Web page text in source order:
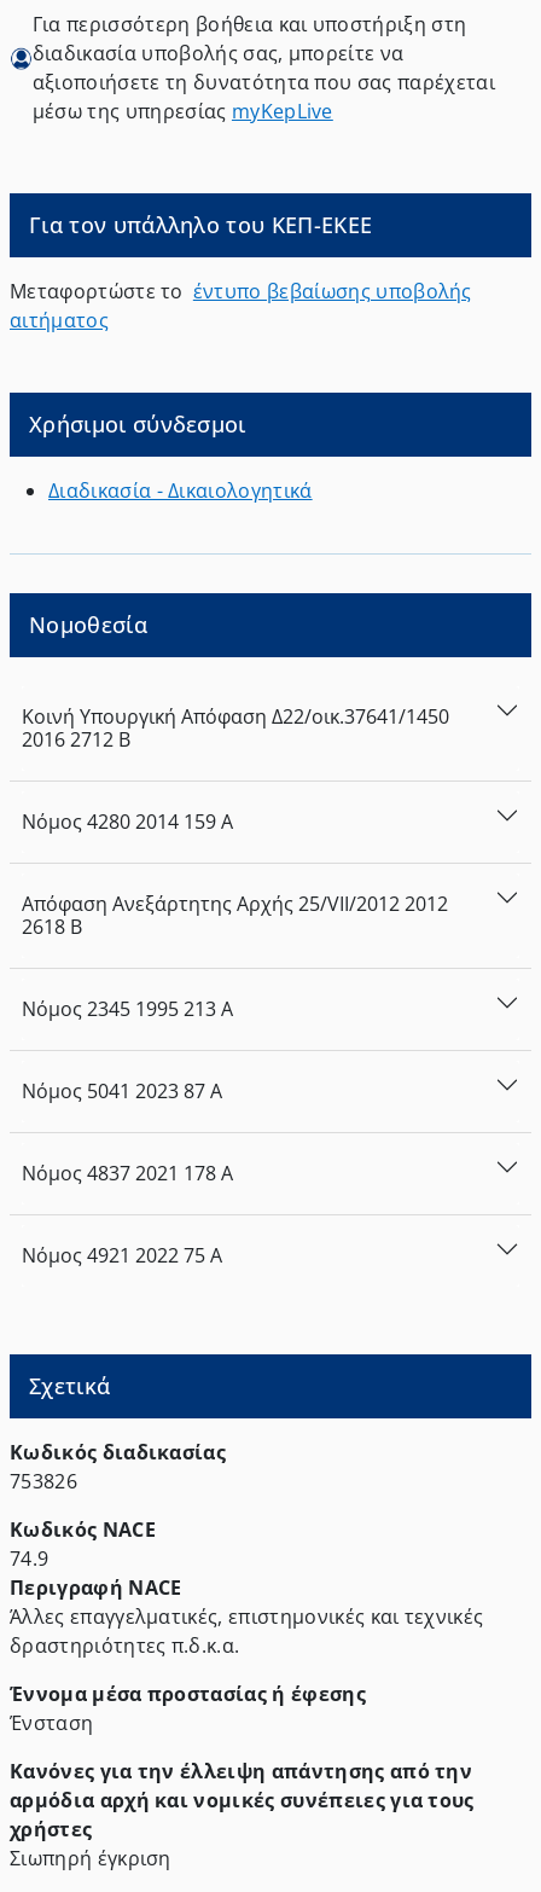
Για περισσότερη βοήθεια και υποστήριξη στη
διαδικασία υποβολής σας, μπορείτε να
αξιοποιήσετε τη δυνατότητα που σας παρέχεται
μέσω της υπηρεσίας myKepLive
Για τον υπάλληλο του ΚΕΠ-ΕΚΕΕ
Μεταφορτώστε το έντυπο βεβαίωσης υποβολής
αιτήματος
Χρήσιμοι σύνδεσμοι
Διαδικασία - Δικαιολογητικά
Νομοθεσία
Κοινή Υπουργική Απόφαση Δ22/οικ.37641/1450
20162712 Β
Νόμος42802014 159Α
Απόφαση Ανεξάρτητης Αρχής25/VII/20122012
2618 Β
Νόμος2345 1995213Α
Νόμος 5041 202387Α
Νόμος48372021 178Α
Νόμος4921 202275Α
Σχετικά
Κωδικός διαδικασίας
753826
Κωδικός NACE
74.9
Περιγραφή NACE
Άλλες επαγγελματικές, επιστημονικές και τεχνικές
δραστηριότητες π.δ.κ.α.
Έννομα μέσα προστασίας ή έφεσης
Ένσταση
Κανόνες για την έλλειψη απάντησης από την
αρμόδια αρχή και νομικές συνέπειες για τους
χρήστες
Σιωπηρή έγκριση